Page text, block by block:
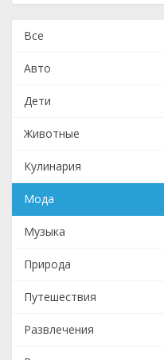
Все
Авто
Дети
Животные
Кулинария
Мода
Музыка
Природа
Путешествия
Развлечения